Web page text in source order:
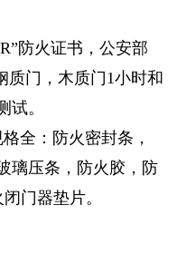
防火证书，公安部
质门，木质门1小时和
试。
全：防火密封条，
璃压条，防火胶，防
门器垫片。